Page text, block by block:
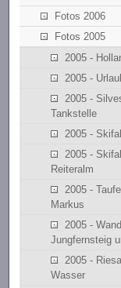
Fotos 2006
Fotos 2005
2005 -
2005 -
2005 -
Tankstelle
2005 -
2005 -
Reiteralm
2005 -
Markus
2005 -
Jungfernsteig
2005 -
Wasser